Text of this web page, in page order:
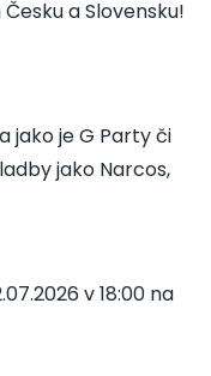
a Slovensku!
jako je G Party či
jako Narcos,
v 18:00 na